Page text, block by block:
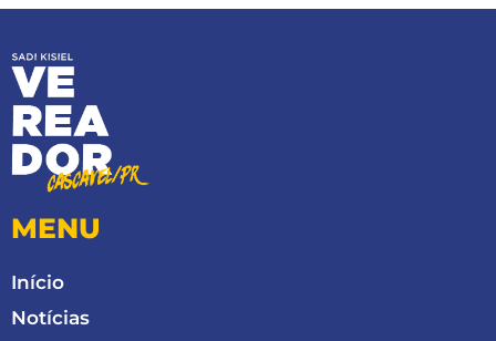
MENU
Início
Notícias